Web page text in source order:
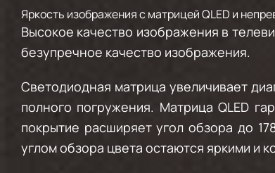
Яркость изображения с матрицей QLED и
Высокое качество изображения в
безупречное качество изображения.
Светодиодная матрица увеличивает
полного погружения. Матрица QLED
покрытие расширяет угол обзора до
углом обзора цвета остаются яркими и